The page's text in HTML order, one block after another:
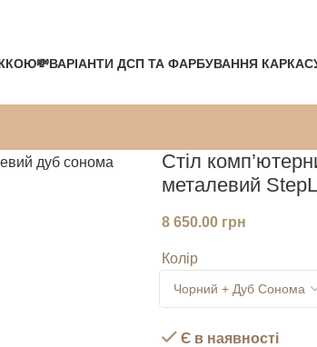
ВАРІАНТИ ДСП ТА ФАРБУВАННЯ
Стіл
металевий
8 650.00 грн
Колір
Є в наявності